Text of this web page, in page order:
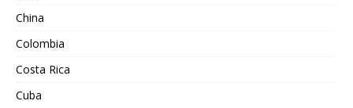
China
Colombia
Costa Rica
Cuba